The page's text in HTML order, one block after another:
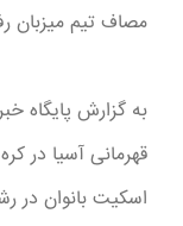
مصاف تیم
به گزارش پایگاه
قهرمانی آسیا در